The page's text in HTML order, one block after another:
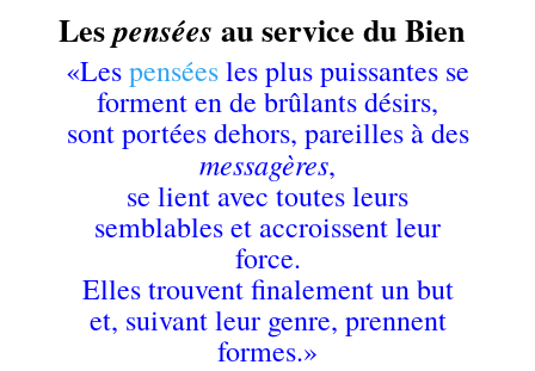
Lespensées au service du Bien
«Lespenséesles plus puissantes se
forment en de brûlants désirs,
sont portées dehors, pareilles à des
messagères,
se lient avec toutes leurs
semblables et accroissent leur
force.
Elles trouvent finalement un but
et, suivant leur genre, prennent
formes.»